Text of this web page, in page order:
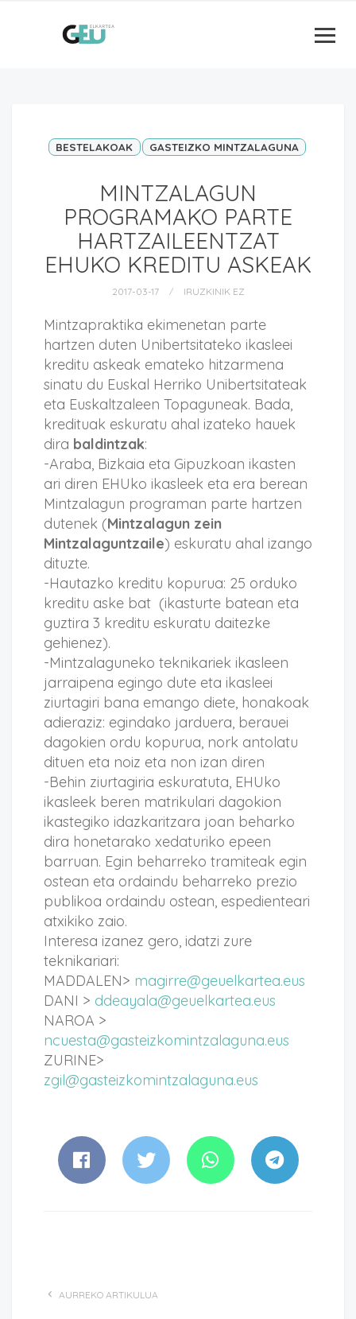
BESTELAKOAK GASTEIZKO MINTZALAGUNA
MINTZALAGUN
PROGRAMAKO PARTE
HARTZAILEENTZAT
EHUKO KREDITU ASKEAK
2017-03-17 IRUZKINIK EZ
Mintzapraktika ekimenetan parte
hartzen duten Unibertsitateko ikasleei
kreditu askeak emateko hitzarmena
sinatu du Euskal Herriko Unibertsitateak
eta Euskaltzaleen Topaguneak. Bada,
kredituak eskuratu ahal izateko hauek
dira baldintzak:
-Araba, Bizkaia eta Gipuzkoan ikasten
ari diren EHUko ikasleek eta era berean
Mintzalagun programan parte hartzen
dutenek (Mintzalagun zein
Mintzalaguntzaile) eskuratu ahal izango
dituzte.
-Hautazko kreditu kopurua: 25 orduko
kreditu aske bat (ikasturte batean eta
guztira 3 kreditu eskuratu daitezke
gehienez).
-Mintzalaguneko teknikariek ikasleen
jarraipena egingo dute eta ikasleei
ziurtagiri bana emango diete, honakoak
adieraziz: egindako jarduera, berauei
dagokien ordu kopurua, nork antolatu
dituen eta noiz eta non izan diren
-Behin ziurtagiria eskuratuta, EHUko
ikasleek beren matrikulari dagokion
ikastegiko idazkaritzara joan beharko
dira honetarako xedaturiko epeen
barruan. Egin beharreko tramiteak egin
ostean eta ordaindu beharreko prezio
publikoa ordaindu ostean, espedienteari
atxikiko zaio.
Interesa izanez gero, idatzi zure
teknikariari:
MADDALEN> magirre@geuelkartea.eus
DANI > ddeayala@geuelkartea.eus
NAROA >
ncuesta@gasteizkomintzalaguna.eus
ZURINE>
zgil@gasteizkomintzalaguna.eus
AURREKO ARTIKULUA